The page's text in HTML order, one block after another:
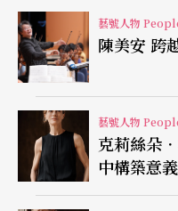
原型記號》、《麥可
《非常林奕華之水滸
是不贊成的》。電視
剛結束，受徐克點名
即上映。
回到團內，國光近年
藝號人物
藝號人物
克莉絲朵．派特 在語言
中構築意義